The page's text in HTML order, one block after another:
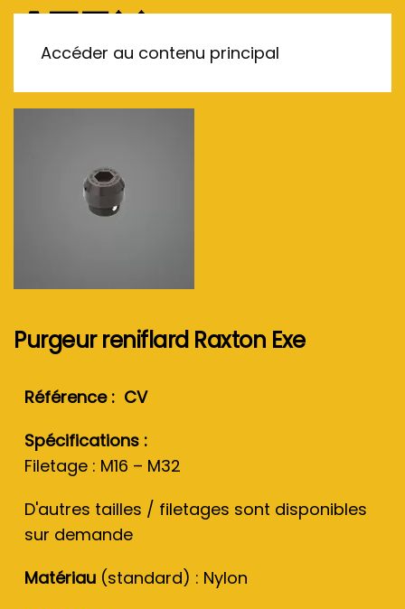
Accéder au contenu principal
Purgeur reniflard Raxton Exe
Référence : CV
Spécifications :
Filetage : M16 – M32
D'autres tailles / filetages sont disponibles
sur demande
Matériau (standard) : Nylon